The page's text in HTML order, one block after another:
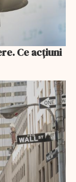
Ce acțiuni